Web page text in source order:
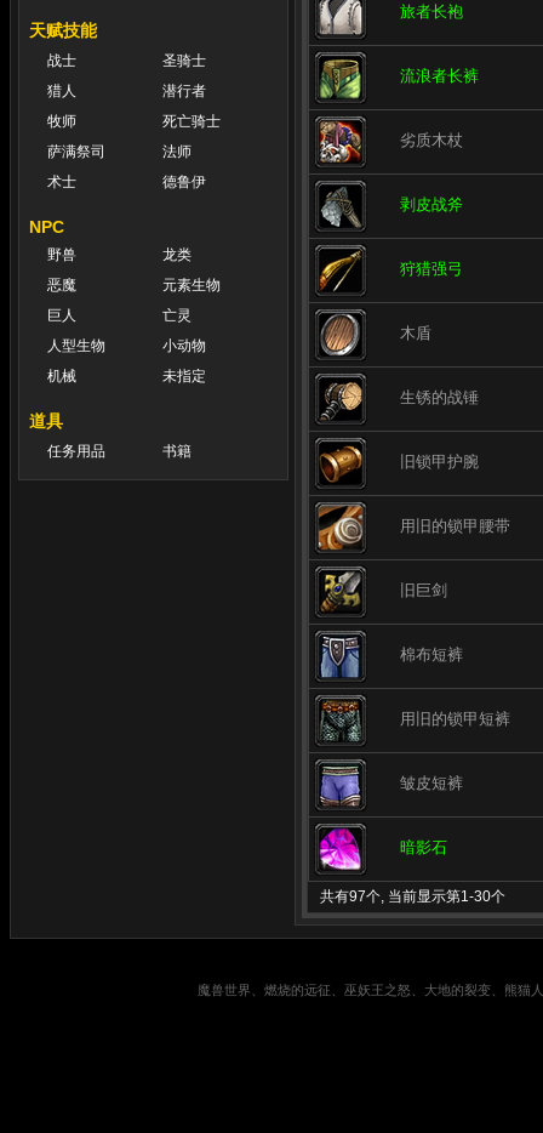
天赋技能
战士
圣骑士
猎人
潜行者
牧师
死亡骑士
萨满祭司
法师
术士
德鲁伊
NPC
野兽
龙类
恶魔
元素生物
巨人
亡灵
人型生物
小动物
机械
未指定
道具
任务用品 书籍
旅者长袍
流浪者长裤
劣质木杖
剥皮战斧
狩猎强弓
木盾
生锈的战锤
旧锁甲护腕
用旧的锁甲腰带
旧巨剑
棉布短裤
用旧的锁甲短裤
皱皮短裤
暗影石
共有97个, 当前显示第1-30个
魔兽世界、燃烧的远征、巫妖王之怒、大地的裂变、熊猫